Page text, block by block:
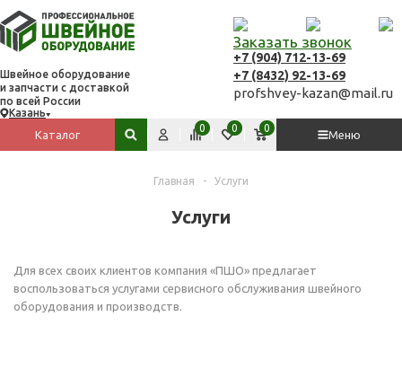
Швейное оборудование
и запчасти с доставкой
по всей России
Казань
Заказать звонок
+7 (904) 712-13-69
+7 (8432) 92-13-69
profshvey-kazan@mail.ru
Каталог
Меню
Поиск по сайту
Сравнить
0 Избранное
0 Корзина
0
Главная - Услуги
Услуги
Для всех своих клиентов компания «ПШО» предлагает
воспользоваться услугами сервисного обслуживания швейного
оборудования и производств.